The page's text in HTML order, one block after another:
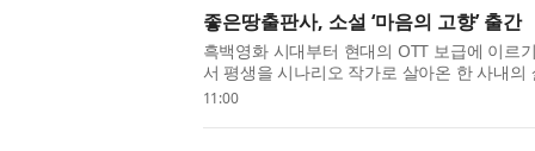
좋은땅출판사, 소설 ‘마음의 고향’ 출간
흑백영화 시대부터 현대의 OTT 보급에 이르
서 평생을 시나리오 작가로 살아온 한 사내
그려 낸 박장규 작가의 소설 ‘마음의 고향’이
11:00